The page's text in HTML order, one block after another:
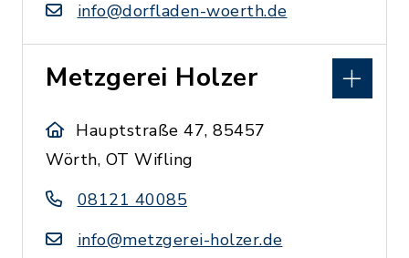
info@dorfladen-woerth.de
Metzgerei Holzer
Hauptstraße 47, 85457
Wörth, OT Wifling
08121 40085
info@metzgerei-holzer.de